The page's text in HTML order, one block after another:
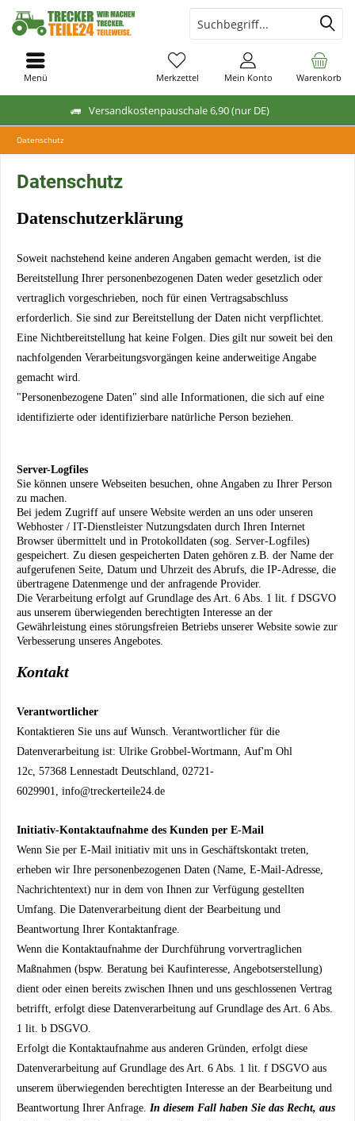
Versandkostenpauschale 6,90 (nur DE)
Warenkorb
Merkzettel Mein Konto
Menü
Datenschutz
Datenschutz
Datenschutzerklärung
Soweit nachstehend keine anderen Angaben gemacht werden, ist die
Bereitstellung Ihrer personenbezogenen Daten weder gesetzlich oder
vertraglich vorgeschrieben, noch für einen Vertragsabschluss
erforderlich. Sie sind zur Bereitstellung der Daten nicht verpflichtet.
Eine Nichtbereitstellung hat keine Folgen. Dies gilt nur soweit bei den
nachfolgenden Verarbeitungsvorgängen keine anderweitige Angabe
gemacht wird.
"Personenbezogene Daten" sind alle Informationen, die sich auf eine
identifizierte oder identifizierbare natürliche Person beziehen.
Server-Logfiles
Sie können unsere Webseiten besuchen, ohne Angaben zu Ihrer Person
zu machen.
Bei jedem Zugriff auf unsere Website werden an uns oder unseren
Webhoster / IT-Dienstleister Nutzungsdaten durch Ihren Internet
Browser übermittelt und in Protokolldaten (sog. Server-Logfiles)
gespeichert. Zu diesen gespeicherten Daten gehören z.B. der Name der
aufgerufenen Seite, Datum und Uhrzeit des Abrufs, die IP-Adresse, die
übertragene Datenmenge und der anfragende Provider.
Die Verarbeitung erfolgt auf Grundlage des Art. 6 Abs. 1 lit. f DSGVO
aus unserem überwiegenden berechtigten Interesse an der
Gewährleistung eines störungsfreien Betriebs unserer Website sowie zur
Verbesserung unseres Angebotes.
Kontakt
Verantwortlicher
Kontaktieren Sie uns auf Wunsch. Verantwortlicher für die
Datenverarbeitung ist: Ulrike Grobbel-Wortmann, Auf'm Ohl
12c, 57368 Lennestadt Deutschland, 02721-
6029901, info@treckerteile24.de
Initiativ-Kontaktaufnahme des Kunden per E-Mail
Wenn Sie per E-Mail initiativ mit uns in Geschäftskontakt treten,
erheben wir Ihre personenbezogenen Daten (Name, E-Mail-Adresse,
Nachrichtentext) nur in dem von Ihnen zur Verfügung gestellten
Umfang. Die Datenverarbeitung dient der Bearbeitung und
Beantwortung Ihrer Kontaktanfrage.
Wenn die Kontaktaufnahme der Durchführung vorvertraglichen
Maßnahmen (bspw. Beratung bei Kaufinteresse, Angebotserstellung)
dient oder einen bereits zwischen Ihnen und uns geschlossenen Vertrag
betrifft, erfolgt diese Datenverarbeitung auf Grundlage des Art. 6 Abs.
1 lit. b DSGVO.
Erfolgt die Kontaktaufnahme aus anderen Gründen, erfolgt diese
Datenverarbeitung auf Grundlage des Art. 6 Abs. 1 lit. f DSGVO aus
unserem überwiegenden berechtigten Interesse an der Bearbeitung und
Beantwortung Ihrer Anfrage. In diesem Fall haben Sie das Recht, aus